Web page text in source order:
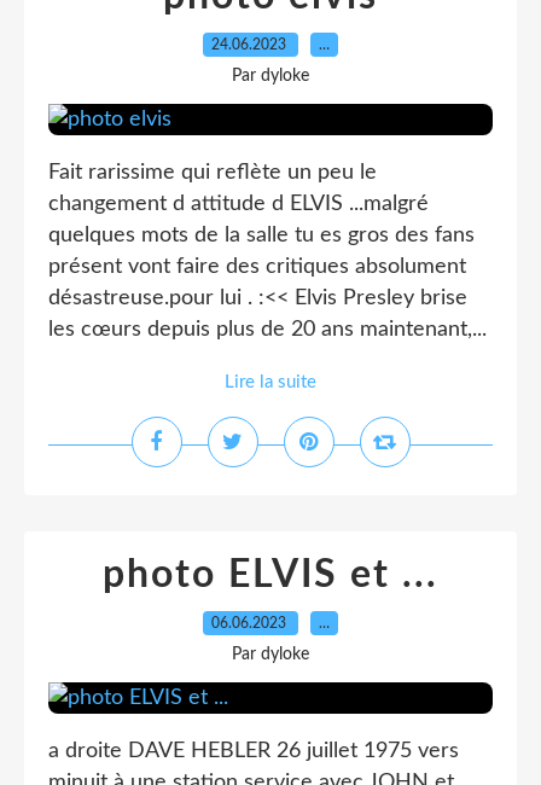
24.06.2023 …
Par dyloke
Fait rarissime qui reflète un peu le
changement d attitude d ELVIS ...malgré
quelques mots de la salle tu es gros des fans
présent vont faire des critiques absolument
désastreuse.pour lui . :<< Elvis Presley brise
les cœurs depuis plus de 20 ans maintenant,...
Lire la suite
photo ELVIS et ...
06.06.2023 …
Par dyloke
a droite DAVE HEBLER 26 juillet 1975 vers